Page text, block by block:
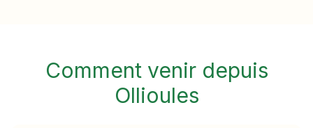
Comment venir depuis
Ollioules